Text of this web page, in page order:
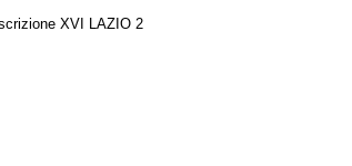
XVI LAZIO 2